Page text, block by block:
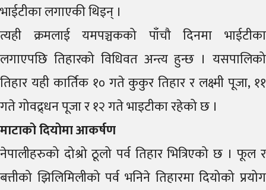
भाईटीका लगाएकी थिइन् ।
त्यही क्रमलाई यमपञ्चकको पाँचौ दिनमा भाईटीका
लगाएपछि तिहारको विधिवत अन्त्य हुन्छ । यसपालिको
तिहार यही कार्तिक १० गते कुकुर तिहार र लक्ष्मी पूजा, ११
गते गोवद्र्धन पूजा र १२ गते भाइटीका रहेको छ ।
माटाको दियोमा आकर्षण
नेपालीहरुको दोश्रो ठूलो पर्व तिहार भित्रिएको छ । फूल र
बत्तीको झिलिमिलीको पर्व भनिने तिहारमा दियोको प्रयोग